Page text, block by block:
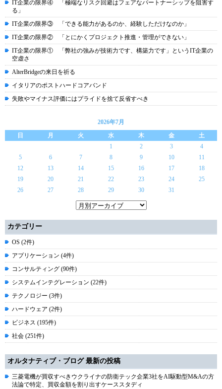
IT企業の限界④ 「極端なリスク回避はフェアなパートナーシップを阻害す
る」
IT企業の限界③ 「できる能力があるのか、経験しただけなのか」
IT企業の限界② 「とにかくプロジェクト推進・管理ができない」
IT企業の限界① 「弊社の強みが技術力です、構築力です」というIT企業の
空虚さ
AlterBridgeの来日を祈る
イタリアのポストハードコアバンド
失敗やマイナス評価にはプライドを捨て反省すべき
2026年7月
日
月 火 水 木 金
土
1
2 3
4
5
6 7 8 9 10
11
12
13 14 15 16 17
18
19
20 21 22 23 24
25
26
27 28 29 30 31
カテゴリー
OS (2件)
アプリケーション (4件)
コンサルティング (90件)
システムインテグレーション (22件)
テクノロジー (3件)
ハードウェア (2件)
ビジネス (195件)
社会 (251件)
オルタナティブ・ブログ 最新の投稿
三菱電機が買収すべきウクライナの防衛テック企業3社をAI駆動型M&Aの方
法論で特定、買収金額を割り出すケーススタディ